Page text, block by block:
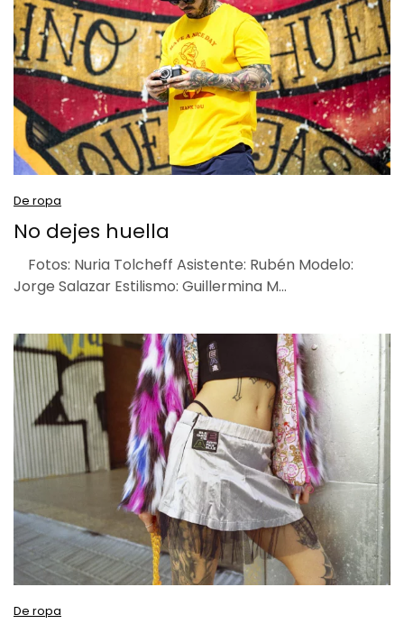
De ropa
No dejes huella
Fotos: Nuria Tolcheff Asistente: Rubén Modelo:
Jorge Salazar Estilismo: Guillermina M…
De ropa